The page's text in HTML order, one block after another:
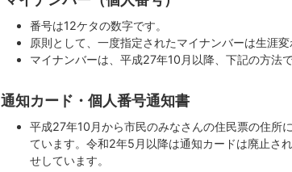
番号は12ケタの数字です。
原則として、一度指定されたマイナンバーは生涯変
マイナンバーは、平成27年10月以降、下記の方法
通知カード・個人番号通知書
平成27年10月から市民のみなさんの住民票の住所
ています。令和2年5月以降は通知カードは廃止さ
せしています。